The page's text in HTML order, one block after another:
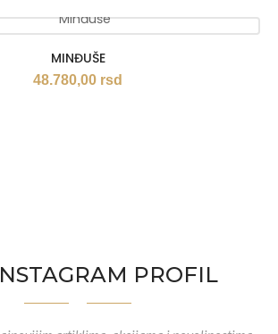
MINĐUŠE
48.780,00 rsd
PROFIL